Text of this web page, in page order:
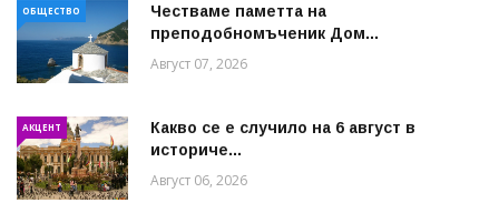
ОБЩЕСТВО
Честваме паметта на
преподобномъченик Дом...
Август 07, 2026
АКЦЕНТ
Какво се е случило на 6 август в
историче...
Август 06, 2026